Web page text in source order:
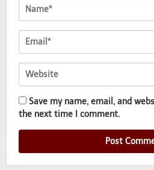
Save my name, email, and
the next time I comment.